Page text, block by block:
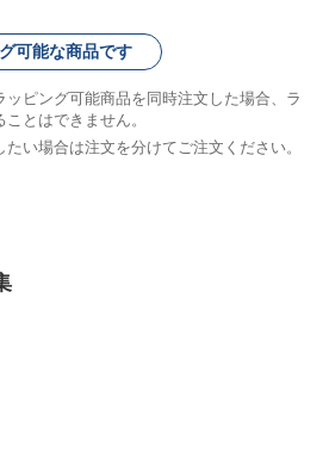
可能な商品です
ッピング可能商品を同時注文した場合、ラ
とはできません。
い場合は注文を分けてご注文ください。